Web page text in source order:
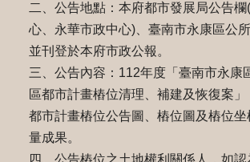
二、公告地點：本府都市發展局公告欄
心、永華市政中心)、臺南市永康區公所
並刊登於本府市政公報。
三、公告內容：112年度「臺南市永康
區都市計畫樁位清理、補建及恢復案」
都市計畫樁位公告圖、樁位圖及樁位坐
量成果。
四、公告樁位之土地權利關係人，如